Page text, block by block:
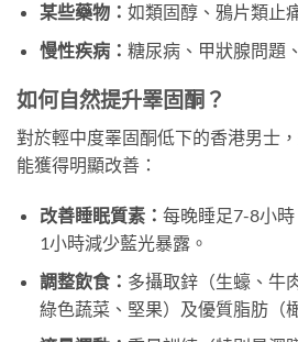
某些藥物： 如類固醇、鴉片類止
慢性疾病： 糖尿病、甲狀腺問題
如何自然提升睪固酮？
對於輕中度睪固酮低下的香港男士
能獲得明顯改善：
改善睡眠質素： 每晚睡足7-8小
1小時減少藍光暴露。
調整飲食： 多攝取鋅（生蠔、牛
綠色蔬菜、堅果）及優質脂肪（